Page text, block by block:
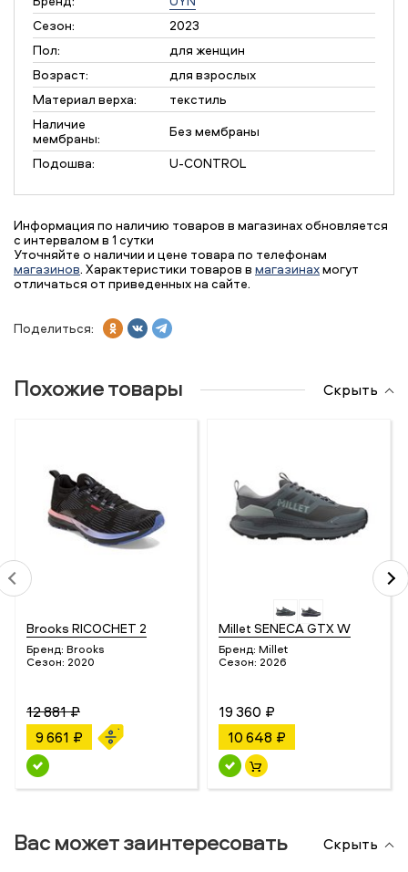
Сезон:
2023
Пол:
для женщин
Возраст:
для взрослых
Материал верха:
текстиль
Наличие
мембраны:
Без мембраны
Подошва:
U-CONTROL
Информация по наличию товаров в магазинах обновляется
с интервалом в 1 сутки
Уточняйте о наличии и цене товара по телефонам
магазинов. Характеристики товаров в магазинахмогут
отличаться от приведенных на сайте.
Поделиться:
Похожие товары Скрыть
Brooks RICOCHET 2
Бренд: Brooks
Сезон: 2020
12 881 ₽
9 661 ₽
Millet SENECA GTX W
Бренд: Millet
Сезон: 2026
19 360 ₽
10 648 ₽
Вас может заинтересовать Скрыть